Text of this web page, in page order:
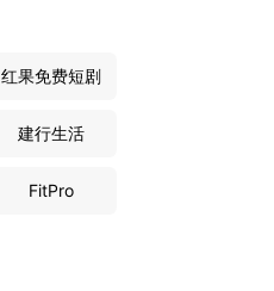
红果免费短剧
建行生活
FitPro